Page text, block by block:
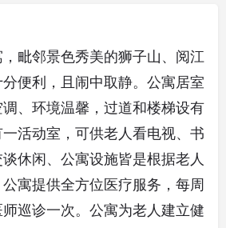
毗邻景色秀美的狮子山、阅江
便利，且闹中取静。公寓居室
、环境温馨，过道和楼梯设有
活动室，可供老人看电视、书
休闲、公寓设施皆是根据老人
寓提供全方位医疗服务，每周
巡诊一次。公寓为老人建立健